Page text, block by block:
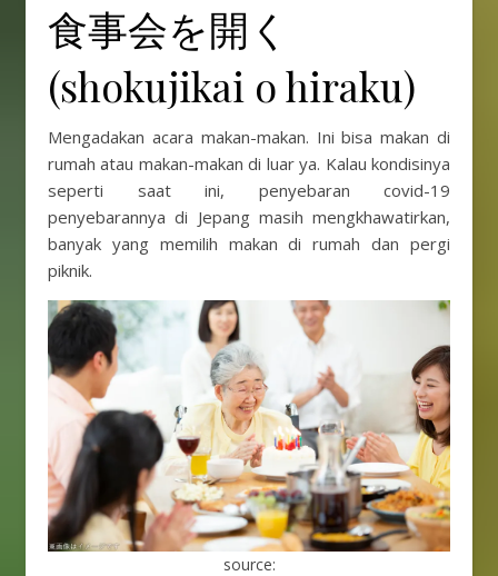
食事会を開く
(shokujikai o hiraku)
Mengadakan acara makan-makan. Ini bisa makan di
rumah atau makan-makan di luar ya. Kalau kondisinya
seperti saat ini, penyebaran covid-19
penyebarannya di Jepang masih mengkhawatirkan,
banyak yang memilih makan di rumah dan pergi
piknik.
source: